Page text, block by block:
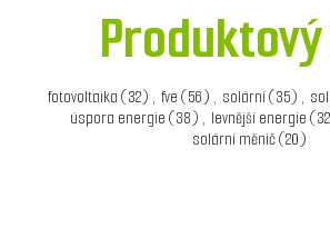
fotovoltaika (32) , fve (56) , solární(35) ,
úspora energie (38) , levnější energie
solární měnič(20)